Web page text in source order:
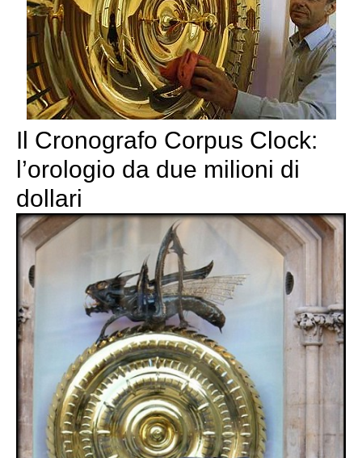
Il Cronografo Corpus Clock:
l’orologio da due milioni di
dollari